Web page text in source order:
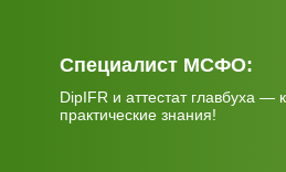
Специалист МСФО:
DipIFR и аттестат главбуха —
практические знания!